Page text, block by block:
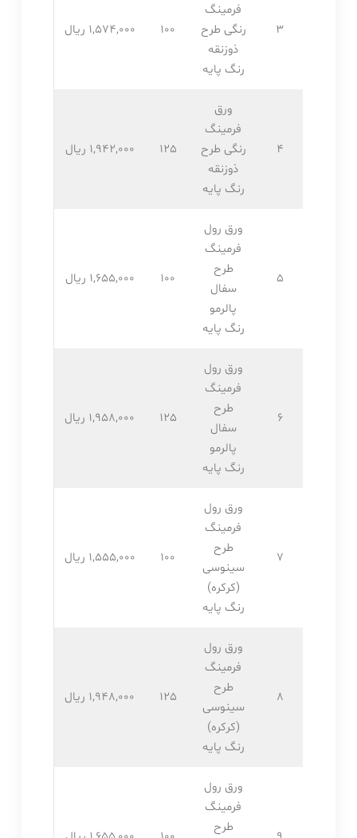
3
فرمینگ
رنگی طرح
ذوزنقه
رنگ پایه
100 1,574,۰۰۰ ریال
4
ورق
فرمینگ
رنگی طرح
ذوزنقه
رنگ پایه
125 1,942,۰۰۰ ریال
5
ورق رول
فرمینگ
طرح
سفال
پالرمو
رنگ پایه
100 1,655,۰۰۰ ریال
6
ورق رول
فرمینگ
طرح
سفال
پالرمو
رنگ پایه
125 1,958,۰۰۰ ریال
7
ورق رول
فرمینگ
طرح
سینوسی
(کرکره)
رنگ پایه
100 1,555,۰۰۰ ریال
8
ورق رول
فرمینگ
طرح
سینوسی
(کرکره)
رنگ پایه
125 1,948,۰۰۰ ریال
ورق رول
فرمینگ
طرح